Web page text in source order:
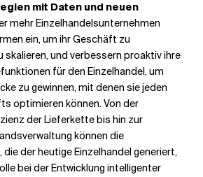
mit Daten und neuen
mehr Einzelhandelsunternehmen
ein, um ihr Geschäft zu
und verbessern proaktiv ihre
für den Einzelhandel, um
zu gewinnen, mit denen sie jeden
optimieren können. Von der
der Lieferkette bis hin zur
können die
der heutige Einzelhandel generiert,
bei der Entwicklung intelligenter